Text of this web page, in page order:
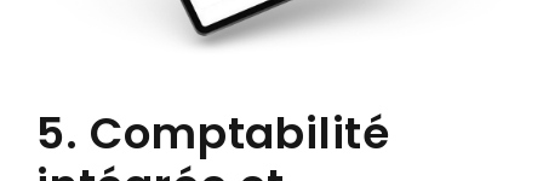
5. Comptabilité